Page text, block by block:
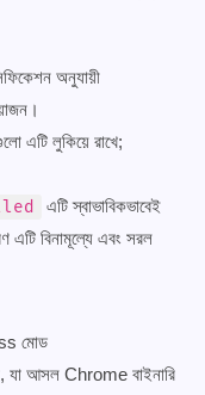
অনুযায়ী
লুকিয়ে রাখে;
এটি স্বাভাবিকভাবেই
এটি বিনামূল্যে এবং সরল
মোড
যা আসল Chrome বাইনারি